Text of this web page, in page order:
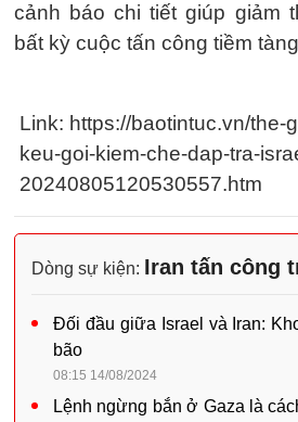
cảnh báo chi tiết giúp giảm
bất kỳ cuộc tấn công tiềm
Link: https://baotintuc.vn/the-
keu-goi-kiem-che-dap-tra-
20240805120530557.htm
Dòng sự kiện: Iran tấn công
Đối đầu giữa Israel và Iran:
bão
08:15 14/08/2024
Lệnh ngừng bắn ở Gaza là